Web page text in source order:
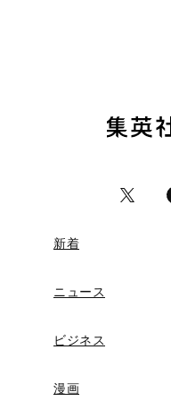
新着
ニュース
ビジネス
漫画